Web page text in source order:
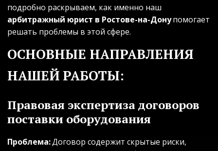
арбитражный юрист в Ростове-на-Дону помогает
решать проблемы в этой сфере.
ОСНОВНЫЕ НАПРАВЛЕНИЯ
НАШЕЙ РАБОТЫ:
Правовая экспертиза договоров
поставки оборудования
Проблема: Договор содержит скрытые риски,